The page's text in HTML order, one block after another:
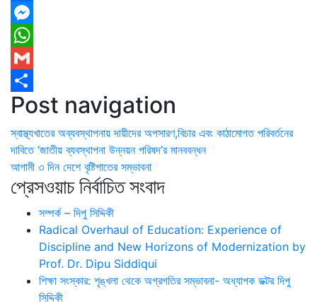
Facebook
Messenger
WhatsApp
Gmail
Share
Post navigation
স্বাস্থ্যখাতের অব্যবস্থাপনায় দায়ীদের অপসারণ,বিচার এবং কাঠামোগত পরিবর্তনের
দাবিতে ‘জাতীয় ব্যবস্থাপনা উন্নয়ন পরিষদ’র মানববন্ধন
আগামী ৩ দিন দেশে বৃষ্টিপাতের সম্ভাবনা
প্রেসওয়াচ নির্বাচিত সংবাদ
সম্পর্ক – দিপু সিদ্দিকী
Radical Overhaul of Education: Experience of
Discipline and New Horizons of Modernization by
Prof. Dr. Dipu Siddiqui
শিক্ষা সংস্কার: শৃঙ্খলা থেকে অগ্রগতির সম্ভাবনা- অধ্যাপক ডক্টর দিপু
সিদ্দিকী